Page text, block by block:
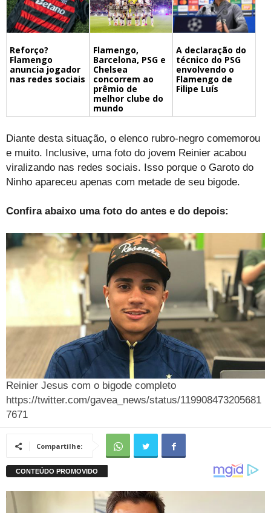
Reforço?
Flamengo
anuncia jogador
nas redes sociais
Flamengo,
Barcelona, PSG e
Chelsea
concorrem ao
prêmio de
melhor clube do
mundo
A declaração do
técnico do PSG
envolvendo o
Flamengo de
Filipe Luís
Diante desta situação, o elenco rubro-negro comemorou
e muito. Inclusive, uma foto do jovem Reinier acabou
viralizando nas redes sociais. Isso porque o Garoto do
Ninho apareceu apenas com metade de seu bigode.
Confira abaixo uma foto do antes e do depois:
Reinier Jesus com o bigode completo
https://twitter.com/gavea_news/status/119908473205681
7671
Compartilhe: